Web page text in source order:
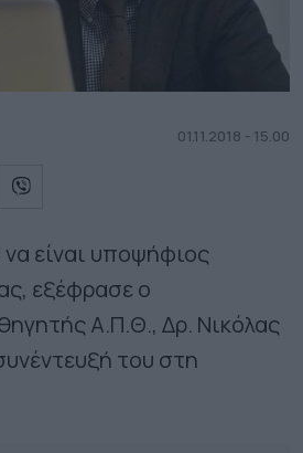
01.11.2018 - 15.00
είναι υποψήφιος
εξέφρασε ο
Α.Π.Θ., Δρ. Νικόλας
του στη